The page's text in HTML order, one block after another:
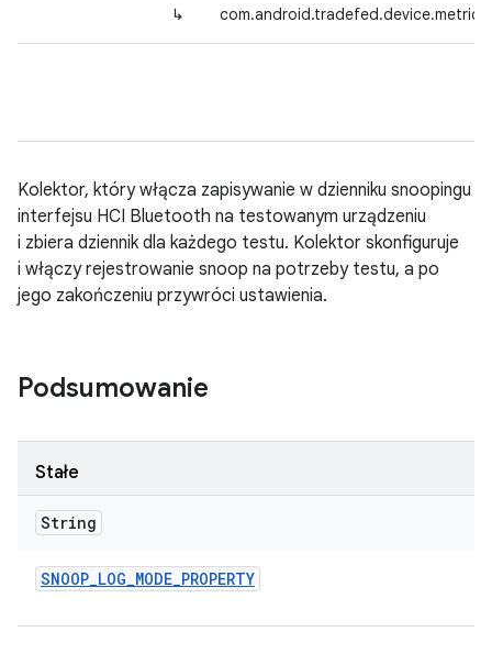
↳
Kolektor, który włącza zapisywanie w dzienniku snoopingu
interfejsu HCI Bluetooth na testowanym urządzeniu
i zbiera dziennik dla każdego testu. Kolektor skonfiguruje
i włączy rejestrowanie snoop na potrzeby testu, a po
jego zakończeniu przywróci ustawienia.
Podsumowanie
Stałe
String
SNOOP_LOG_MODE_PROPERTY